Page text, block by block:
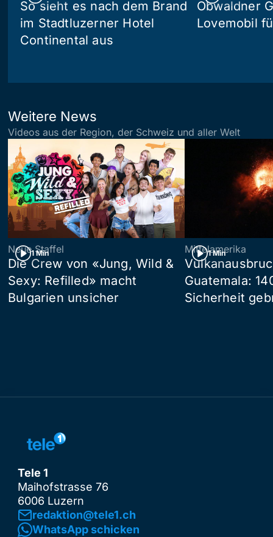
So sieht es nach dem Brand
im Stadtluzerner Hotel
Continental aus
Obwaldner
Lovemobil
Weitere News
Videos aus der Region, der Schweiz und aller Welt
1 Min
Neue Staffel
Die Crew von «Jung, Wild &
Sexy: Refilled» macht
Bulgarien unsicher
1 Min
Mittelamerika
Guatemala:
Sicherheit
Tele 1
Maihofstrasse 76
6006 Luzern
redaktion@tele1.ch
WhatsApp schicken